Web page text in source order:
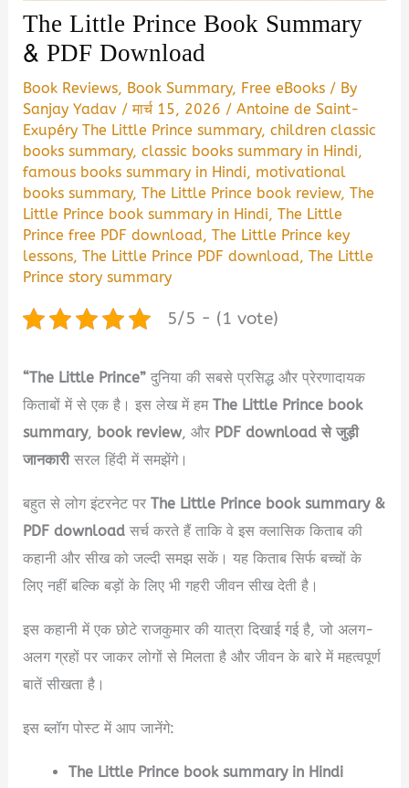
The Little Prince Book Summary
& PDF Download
Book Reviews, Book Summary, Free eBooks / By
Sanjay Yadav /मार्च 15, 2026 /Antoine de Saint-
Exupéry The Little Prince summary,children classic
books summary,classic books summary in Hindi,
famous books summary in Hindi, motivational
books summary,The Little Prince book review,The
Little Prince book summary in Hindi,The Little
Prince free PDF download,The Little Prince key
lessons,The Little Prince PDF download,The Little
Prince story summary
5/5 - (1 vote)
“The Little Prince” दुनिया की सबसे प्रसिद्ध और प्रेरणादायक
किताबों में से एक है। इस लेख में हमThe Little Prince book
summary, book review, और PDF download से जुड़ी
जानकारीसरल हिंदी में समझेंगे।
बहुत से लोग इंटरनेट परThe Little Prince book summary &
PDF download सर्च करते हैं ताकि वे इस क्लासिक किताब की
कहानी और सीख को जल्दी समझ सकें। यह किताब सिर्फ बच्चों के
लिए नहीं बल्कि बड़ों के लिए भी गहरी जीवन सीख देती है।
इस कहानी में एक छोटे राजकुमार की यात्रा दिखाई गई है, जो अलग-
अलग ग्रहों पर जाकर लोगों से मिलता है और जीवन के बारे में महत्वपूर्ण
बातें सीखता है।
इस ब्लॉग पोस्ट में आप जानेंगे:
The Little Prince book summary in Hindi